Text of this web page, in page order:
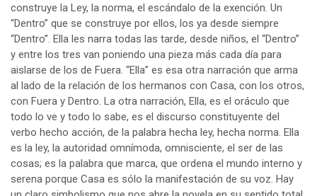
construye la Ley, la norma, el escándalo de la exención. Un
“Dentro” que se construye por ellos, los ya desde siempre
“Dentro”. Ella les narra todas las tarde, desde niños, el “Dentro”
y entre los tres van poniendo una pieza más cada día para
aislarse de los de Fuera. “Ella” es esa otra narración que arma
al lado de la relación de los hermanos con Casa, con los otros,
con Fuera y Dentro. La otra narración, Ella, es el oráculo que
todo lo ve y todo lo sabe, es el discurso constituyente del
verbo hecho acción, de la palabra hecha ley, hecha norma. Ella
es la ley, la autoridad omnímoda, omnisciente, el ser de las
cosas; es la palabra que marca, que ordena el mundo interno y
serena porque Casa es sólo la manifestación de su voz. Hay